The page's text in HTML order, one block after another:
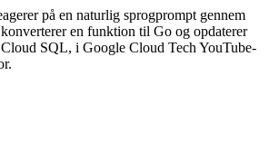
på en naturlig sprogprompt gennem
en funktion til Go og opdaterer
SQL, i Google Cloud Tech YouTube-